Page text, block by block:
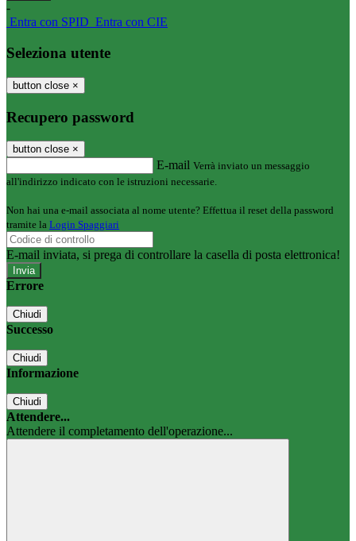
-
Entra con SPID Entra con CIE
Seleziona utente
button close ×
Recupero password
button close ×
E-mail Verrà inviato un messaggio
all'indirizzo indicato con le istruzioni necessarie.
Non hai una e-mail associata al nome utente? Effettua il reset della password
tramite la Login Spaggiari
E-mail inviata, si prega di controllare la casella di posta elettronica!
Errore
Chiudi
Successo
Chiudi
Informazione
Chiudi
Attendere...
Attendere il completamento dell'operazione...